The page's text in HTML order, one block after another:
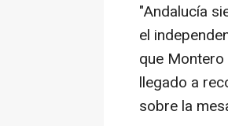
"Andalucía
el
que
llegado a
sobre la